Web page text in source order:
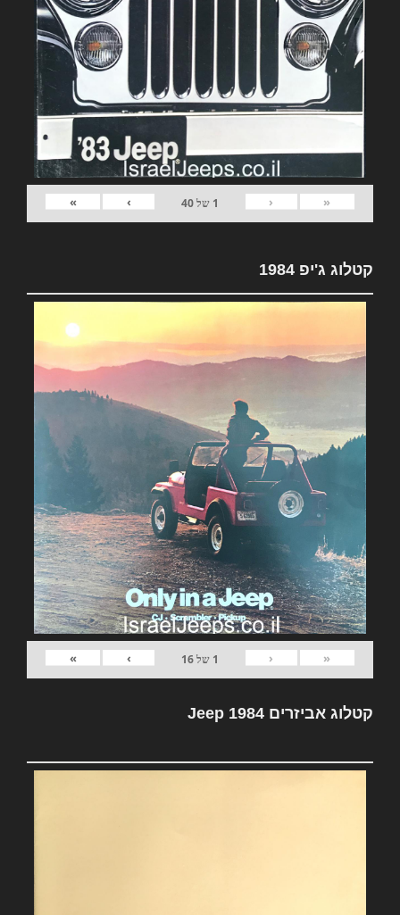
«
‹
1 של40
›
»
קטלוג ג'יפ 1984
«
‹
1 של16
›
»
קטלוג אביזרים Jeep 1984